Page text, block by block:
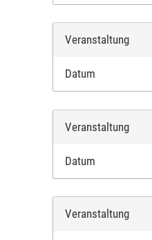
Veranstaltung
Datum
Veranstaltung
Datum
Veranstaltung